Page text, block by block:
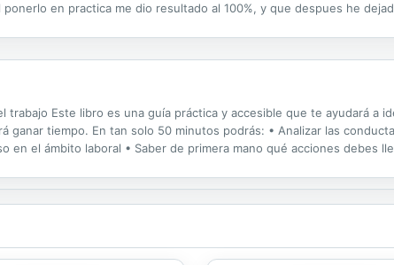
ponerlo en practica me dio resultado al 100%, y que despues he
trabajo Este libro es una guía práctica y accesible que te ayudará a
ganar tiempo. En tan solo 50 minutos podrás: • Analizar las
en el ámbito laboral • Saber de primera mano qué acciones debes